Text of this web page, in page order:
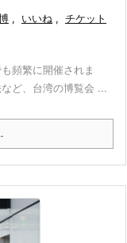
, いいね , チケット
頻繁に開催されま
ど、台湾の博覧会 ...